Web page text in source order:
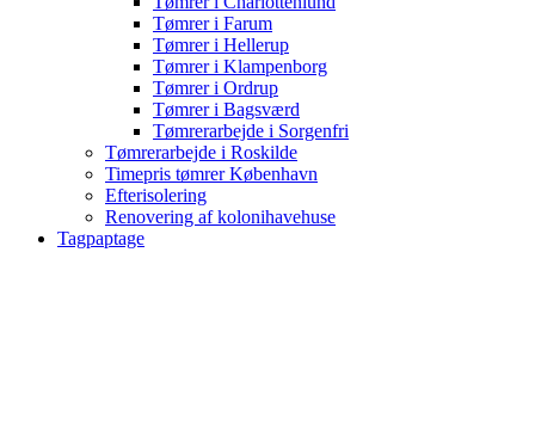
Tømrer i Farum
Tømrer i Hellerup
Tømrer i Klampenborg
Tømrer i Ordrup
Tømrer i Bagsværd
Tømrerarbejde i Sorgenfri
Tømrerarbejde i Roskilde
Timepris tømrer København
Efterisolering
Renovering af kolonihavehuse
Tagpaptage